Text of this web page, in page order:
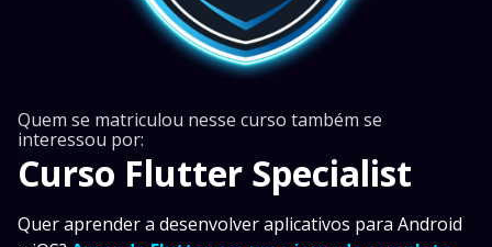
Quem se matriculou nesse curso também se
interessou por:
Curso Flutter Specialist
Quer aprender a desenvolver aplicativos para Android